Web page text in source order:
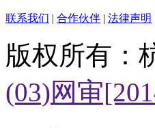
联系我们 | 合作伙伴 | 法律声明
版权所有：
(03)网审